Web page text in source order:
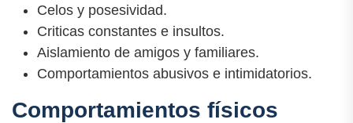
Celos y posesividad.
Criticas constantes e insultos.
Aislamiento de amigos y familiares.
Comportamientos abusivos e intimidatorios.
Comportamientos físicos